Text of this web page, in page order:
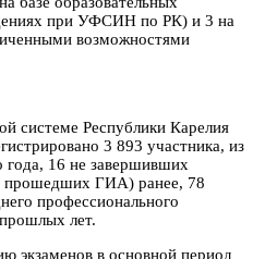
при УФСИН по РК) и 3 на
возможностями
системе Республики Карелия
3 893 участника, из
года, 16 не завершивших
прошедших ГИА) ранее, 78
профессионального
лет.
экзаменов в основной период